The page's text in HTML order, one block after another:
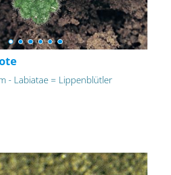
- Labiatae = Lippenblütler